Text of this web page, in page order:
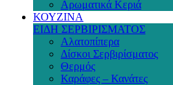
Αρωματικά Κεριά
ΚΟΥΖΙΝΑ
ΕΙΔΗ ΣΕΡΒΙΡΙΣΜΑΤΟΣ
Αλατοπίπερα
Δίσκοι Σερβιρίσματος
Θερμός
Καράφες – Κανάτες